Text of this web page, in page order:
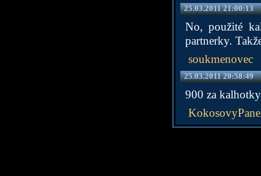
25.03.2011 21:00:13
No, použité
partnerky.
soukmenovec
25.03.2011 20:58:49
900 za